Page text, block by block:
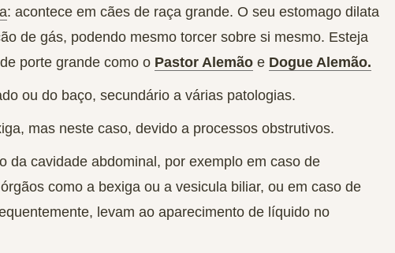
: acontece em cães de raça grande. O seu estomago dilata
de gás, podendo mesmo torcer sobre si mesmo. Esteja
porte grande como o Pastor Alemão e Dogue Alemão.
ou do baço, secundário a várias patologias.
, mas neste caso, devido a processos obstrutivos.
da cavidade abdominal , por exemplo em caso de
como a bexiga ou a vesicula biliar, ou em caso de
levam ao aparecimento de líquido no